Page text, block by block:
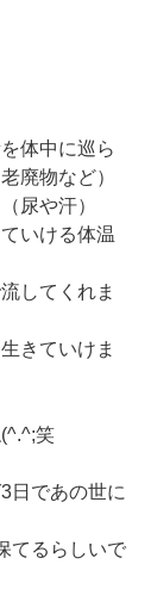
体中に巡ら
廃物など）
尿や汗）
いける体温
してくれま
きていけま
笑
日であの世に
てるらしいで